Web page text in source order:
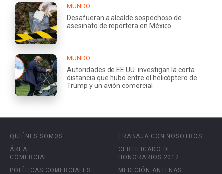
MUNDO
Desafueran a alcalde sospechoso de
asesinato de reportera en México
MUNDO
Autoridades de EE.UU. investigan la corta
distancia que hubo entre el helicóptero de
Trump y un avión comercial
QUIÉNES SOMOS
ÁREA
COMERCIAL
POLÍTICAS COMERCIALES
TRABAJA CON NOSOTROS
CERTIFICADO DE
HONORARIOS 2012
MEDICIÓN ANTENAS